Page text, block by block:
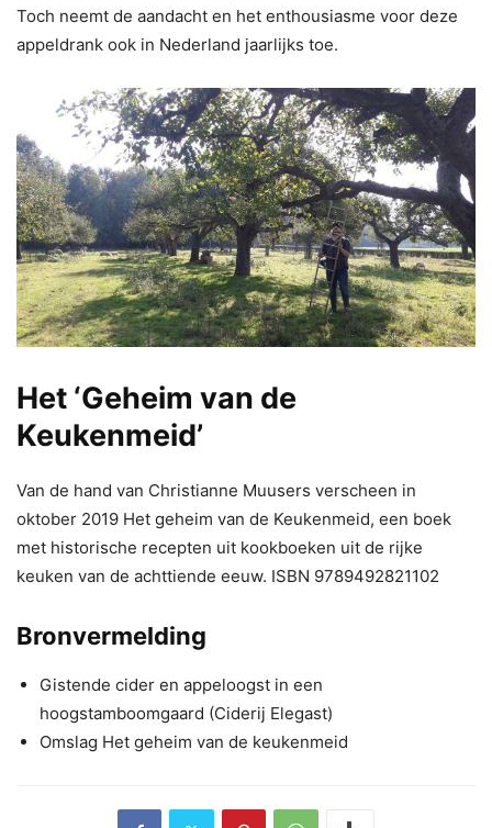
Toch neemt de aandacht en het enthousiasme voor deze
appeldrank ook in Nederland jaarlijks toe.
Het ‘Geheim van de
Keukenmeid’
Van de hand van Christianne Muusers verscheen in
oktober 2019 Het geheim van de Keukenmeid, een boek
met historische recepten uit kookboeken uit de rijke
keuken van de achttiende eeuw. ISBN 9789492821102
Bronvermelding
Gistende cider en appeloogst in een
hoogstamboomgaard (Ciderij Elegast)
Omslag Het geheim van de keukenmeid